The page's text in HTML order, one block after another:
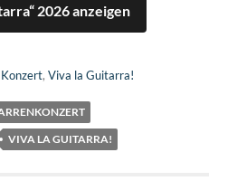
2026 anzeigen
Konzert,Viva la Guitarra!
VIVA LA GUITARRA!